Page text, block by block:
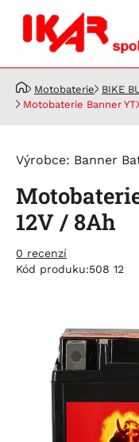
Prodej
servis
akumulátorů
Motobaterie
BIKE
Motobaterie Banner
Výrobce: Banner
12V / 8Ah
0 recenzí
Kód produku:508 12